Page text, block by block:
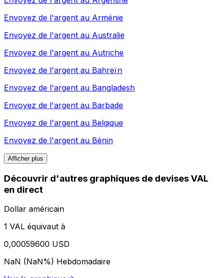
Envoyez de l'argent au Arménie
Envoyez de l'argent au Australie
Envoyez de l'argent au Autriche
Envoyez de l'argent au Bahreïn
Envoyez de l'argent au Bangladesh
Envoyez de l'argent au Barbade
Envoyez de l'argent au Belgique
Envoyez de l'argent au Bénin
Afficher plus
Découvrir d'autres graphiques de devises VAL
en direct
Dollar américain
1 VAL équivaut à
0,00059600 USD
NaN (NaN%) Hebdomadaire